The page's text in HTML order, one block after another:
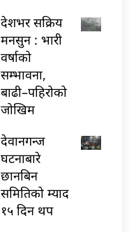
देशभर सक्रिय
मनसुन : भारी
वर्षाको
सम्भावना,
बाढी–पहिरोको
जोखिम
देवानगन्ज
घटनाबारे
छानबिन
समितिको म्याद
१५ दिन थप